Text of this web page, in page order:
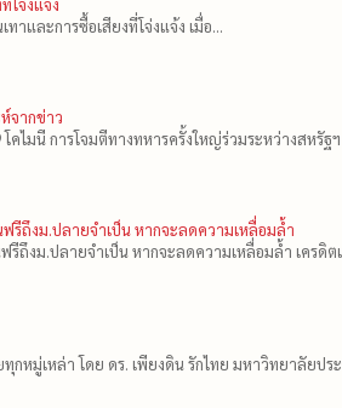
โจ่งแจ้ง
าและการซื้อเสียงที่โจ่งแจ้ง เมื่อ...
จากข่าว
ไมนี การโจมตีทางทหารครั้งใหญ่ร่วมระหว่างสหรัฐ
รีถึงม.ปลายจำเป็น หากจะลดความเหลื่อมล้ำ
รีถึงม.ปลายจำเป็น หากจะลดความเหลื่อมล้ำ เครดิ
หมู่เหล่า โดย ดร.​ เพียงดิน รักไทย มหาวิทยาลัยปร